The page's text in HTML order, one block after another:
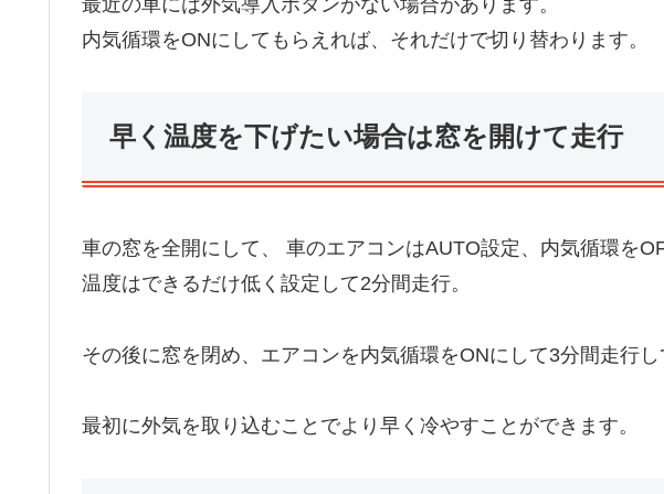
内気循環をONにしてもらえれば、それだけで切り替わります。
早く温度を下げたい場合は窓を開けて走行
車の窓を全開にして、 車のエアコンはAUTO設定、内気循環を
温度はできるだけ低く設定して2分間走行。
その後に窓を閉め、エアコンを内気循環をONにして3分間走行し
最初に外気を取り込むことでより早く冷やすことができます。